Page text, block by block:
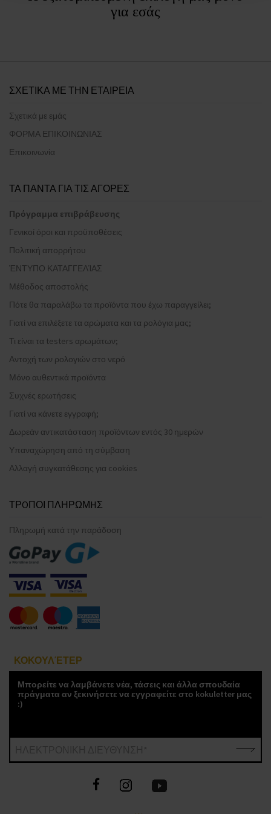
για εσάς
ΣΧΕΤΙΚΑ ΜΕ ΤΗΝ ΕΤΑΙΡΕΙΑ
Σχετικά με εμάς
ΦΟΡΜΑ ΕΠΙΚΟΙΝΩΝΙΑΣ
Επικοινωνία
ΤΑ ΠΑΝΤΑ ΓΙΑ ΤΙΣ ΑΓΟΡΕΣ
Πρόγραμμα επιβράβευσης
Γενικοί όροι και προϋποθέσεις
Πολιτική απορρήτου
ΈΝΤΥΠΟ ΚΑΤΑΓΓΕΛΊΑΣ
Μέθοδος αποστολής
Πότε θα παραλάβω τα προϊόντα που έχω παραγγείλει;
Γιατί να επιλέξετε τα αρώματα και τα ρολόγια μας;
Τι είναι τα testers αρωμάτων;
Αντοχή των ρολογιών στο νερό
Μόνο αυθεντικά προϊόντα
Συχνές ερωτήσεις
Γιατί να κάνετε εγγραφή;
Δωρεάν αντικατάσταση προϊόντων εντός 30 ημερών
Υπαναχώρηση από τη σύμβαση
Αλλαγή συγκατάθεσης για cookies
ΤΡOΠΟΙ ΠΛΗΡΩΜHΣ
Πληρωμή κατά την παράδοση
ΚΟΚΟΥΛΈΤΕΡ
Μπορείτε να λαμβάνετε νέα, τάσεις και άλλα σπουδαία
πράγματα αν ξεκινήσετε να εγγραφείτε στο kokuletter μας
:)